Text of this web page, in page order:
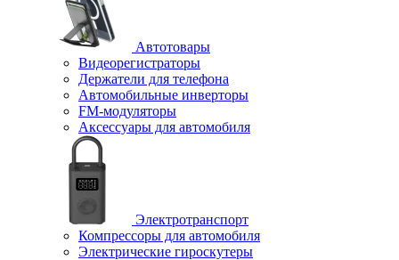
Автотовары
Видеорегистраторы
Держатели для телефона
Автомобильные инверторы
FM-модуляторы
Аксессуары для автомобиля
Электротранспорт
Компрессоры для автомобиля
Электрические гироскутеры